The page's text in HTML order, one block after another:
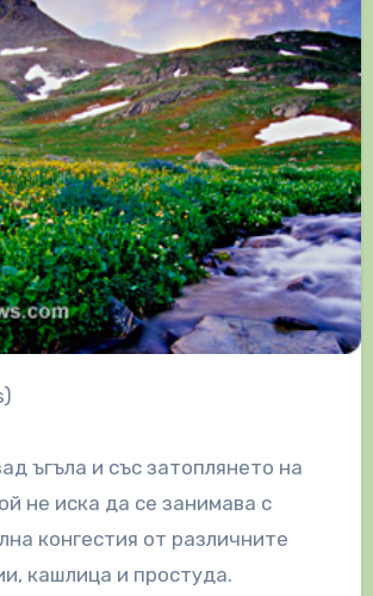
ъгъла и със затоплянето на
не иска да се занимава с
конгестия от различните
кашлица и простуда.